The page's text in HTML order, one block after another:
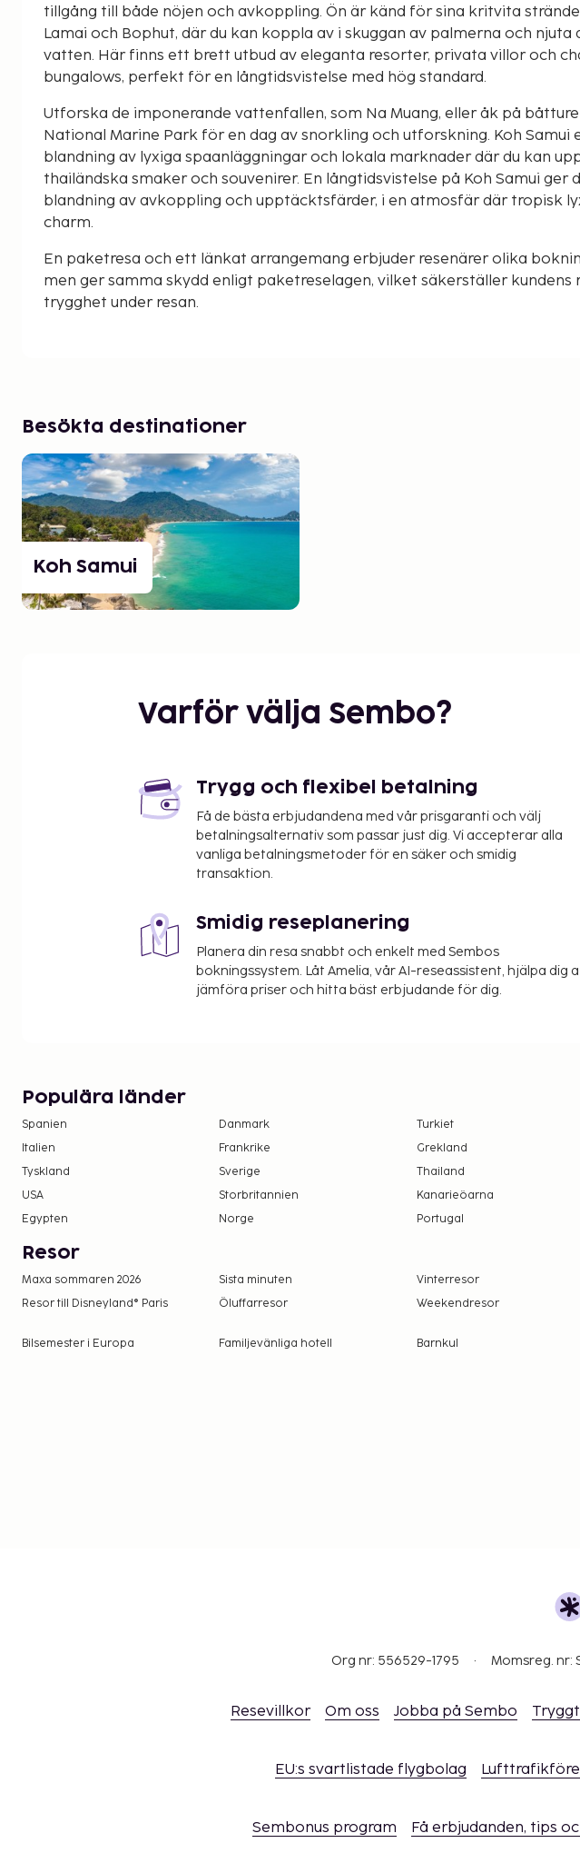
tillgång till både nöjen och avkoppling. Ön är känd för sina kritvita
Lamai och Bophut, där du kan koppla av i skuggan av palmerna och njuta
vatten. Här finns ett brett utbud av eleganta resorter, privata villor och
bungalows, perfekt för en långtidsvistelse med hög standard.
Utforska de imponerande vattenfallen, som Na Muang, eller åk på
National Marine Park för en dag av snorkling och utforskning. Koh Samui
blandning av lyxiga spaanläggningar och lokala marknader där du kan
thailändska smaker och souvenirer. En långtidsvistelse på Koh Samui ger
blandning av avkoppling och upptäcktsfärder, i en atmosfär där tropisk
charm.
En paketresa och ett länkat arrangemang erbjuder resenärer olika
men ger samma skydd enligt paketreselagen, vilket säkerställer
trygghet under resan.
Besökta destinationer
Koh Samui
Varför välja Sembo?
Trygg och flexibel betalning
Få de bästa erbjudandena med vår prisgaranti och välj
betalningsalternativ som passar just dig. Vi accepterar alla
vanliga betalningsmetoder för en säker och smidig
transaktion.
Smidig reseplanering
Planera din resa snabbt och enkelt med Sembos
bokningssystem. Låt Amelia, vår AI-reseassistent, hjälpa dig
jämföra priser och hitta bäst erbjudande för dig.
Populära länder
Spanien Danmark
Turkiet
Italien
Frankrike
Grekland
Tyskland
Sverige
Thailand
USA
Storbritannien
Kanarieöarna
Egypten
Norge Portugal
Resor
Maxa sommaren 2026 Sista minuten Vinterresor
Resor till Disneyland® Paris
Öluffarresor Weekendresor
Bilsemester i Europa Familjevänliga hotell Barnkul
Org nr: 556529-1795 Momsreg. nr:
Resevillkor Om oss Jobba på Sembo
EU:s svartlistade flygbolag
Sembonus program Få erbjudanden, tips